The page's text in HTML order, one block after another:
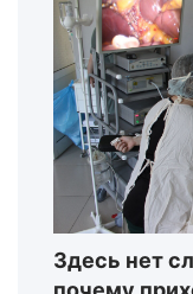
Здесь нет